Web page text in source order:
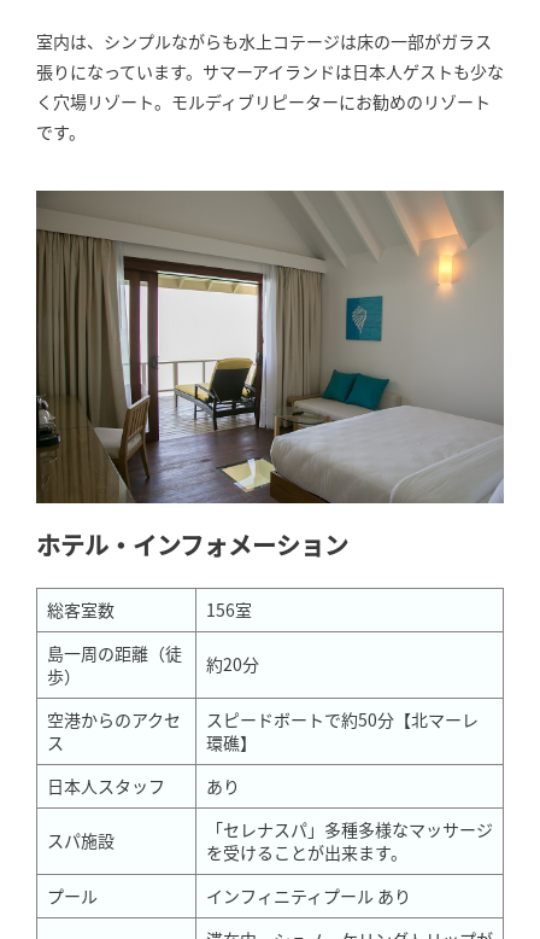
室内は、シンプルながらも水上コテージは床の一部がガラス
張りになっています。サマーアイランドは日本人ゲストも少な
く穴場リゾート。モルディブリピーターにお勧めのリゾート
です。
ホテル・インフォメーション
総客室数
156室
島一周の距離（徒
歩）
約20分
空港からのアクセ
ス
スピードボートで約50分【北マーレ
環礁】
日本人スタッフ
あり
スパ施設
「セレナスパ」多種多様なマッサージ
を受けることが出来ます。
プール
インフィニティプール あり